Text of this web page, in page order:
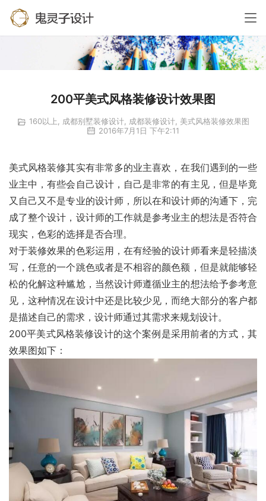
200平美式风格装修设计效果图
160以上, 成都别墅装修设计, 成都装修设计, 美式风格装修效果图
2016年7月1日 下午2:11
美式风格装修其实有非常多的业主喜欢，在我们遇到的一些
业主中，有些会自己设计，自己是非常的有主见，但是毕竟
又自己又不是专业的设计师，所以在和设计师的沟通下，完
成了整个设计，设计师的工作就是参考业主的想法是否符合
现实，色彩的选择是否合理。
对于装修效果的色彩运用，在有经验的设计师看来是轻描淡
写，任意的一个跳色或者是不相容的颜色额，但是就能够轻
松的化解这种尴尬，当然设计师遵循业主的想法给予参考意
见，这种情况在设计中还是比较少见，而绝大部分的客户都
是描述自己的需求，设计师通过其需求来规划设计。
200平美式风格装修设计的这个案例是采用前者的方式，其
效果图如下：